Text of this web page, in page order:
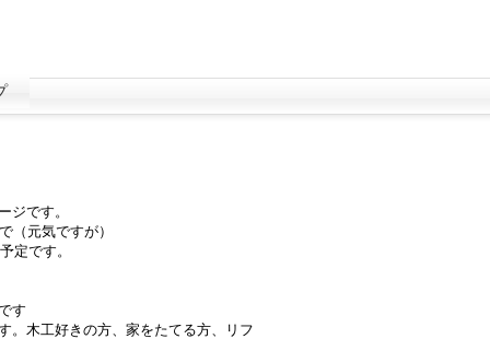
ジです。
（元気ですが）
定です。
す
。木工好きの方、家をたてる方、リフ